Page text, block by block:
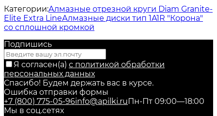
Категории:Алмазные отрезной круги Diam Granite-
Elite Extra LineАлмазные диски тип 1A1R "Корона"
со сплошной кромкой
Подпишись
Я согласен(a) с политикой обработки
персональных данных
Спасибо! Будем держать вас в курсе.
Ошибка отправки формы
+7 (800) 775-05-96info@apilki.ru Пн-Пт 09:00—18:00
Мы в соц.сетях